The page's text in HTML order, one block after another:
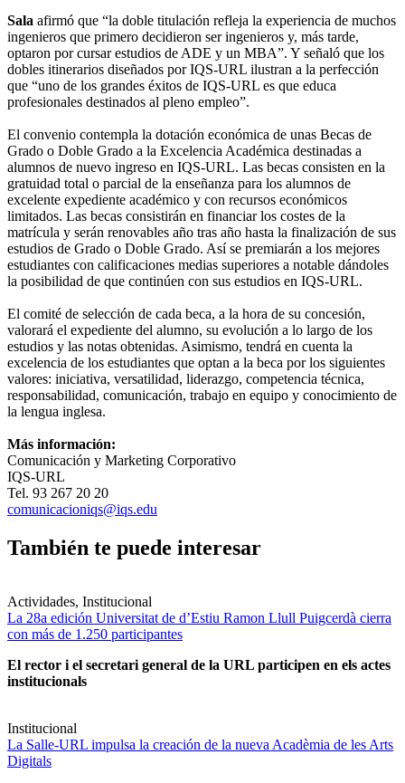
Sala afirmó que “la doble titulación refleja la experiencia de muchos
ingenieros que primero decidieron ser ingenieros y, más tarde,
optaron por cursar estudios de ADE y un MBA”. Y señaló que los
dobles itinerarios diseñados por IQS-URL ilustran a la perfección
que “uno de los grandes éxitos de IQS-URL es que educa
profesionales destinados al pleno empleo”.
El convenio contempla la dotación económica de unas Becas de
Grado o Doble Grado a la Excelencia Académica destinadas a
alumnos de nuevo ingreso en IQS-URL. Las becas consisten en la
gratuidad total o parcial de la enseñanza para los alumnos de
excelente expediente académico y con recursos económicos
limitados. Las becas consistirán en financiar los costes de la
matrícula y serán renovables año tras año hasta la finalización de sus
estudios de Grado o Doble Grado. Así se premiarán a los mejores
estudiantes con calificaciones medias superiores a notable dándoles
la posibilidad de que continúen con sus estudios en IQS-URL.
El comité de selección de cada beca, a la hora de su concesión,
valorará el expediente del alumno, su evolución a lo largo de los
estudios y las notas obtenidas. Asimismo, tendrá en cuenta la
excelencia de los estudiantes que optan a la beca por los siguientes
valores: iniciativa, versatilidad, liderazgo, competencia técnica,
responsabilidad, comunicación, trabajo en equipo y conocimiento de
la lengua inglesa.
Más información:
Comunicación y Marketing Corporativo
IQS-URL
Tel. 93 267 20 20
comunicacioniqs@iqs.edu
También te puede interesar
Actividades, Institucional
La 28a edición Universitat de d’Estiu Ramon Llull Puigcerdà cierra
con más de 1.250 participantes
El rector i el secretari general de la URL participen en els actes
institucionals
Institucional
La Salle-URL impulsa la creación de la nueva Acadèmia de les Arts
Digitals